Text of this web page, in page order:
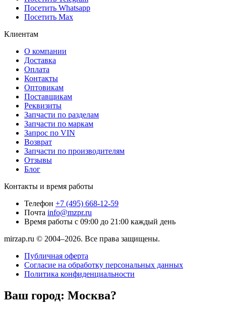
Посетить Whatsapp
Посетить Max
Клиентам
О компании
Доставка
Оплата
Контакты
Оптовикам
Поставщикам
Реквизиты
Запчасти по разделам
Запчасти по маркам
Запрос по VIN
Возврат
Запчасти по производителям
Отзывы
Блог
Контакты и время работы
Телефон +7 (495) 668-12-59
Почта info@mzpr.ru
Время работы с 09:00 до 21:00 каждый день
mirzap.ru © 2004–2026. Все права защищены.
Публичная оферта
Согласие на обработку персональных данных
Политика конфиденциальности
Ваш город: Москва?